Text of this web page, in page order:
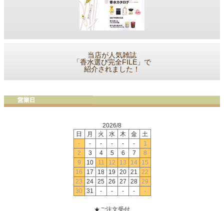
当店が人気雑誌
「香水選び完全FILE」で
紹介されました！
2026/8
日
月 火 水 木 金
土
-
- - - - -
1
2
3 4 5 6 7
8
9
10 11 12 13 14
15
16
17 18 19 20 21
22
23
24 25 26 27 28 29
30
31 - - - - -